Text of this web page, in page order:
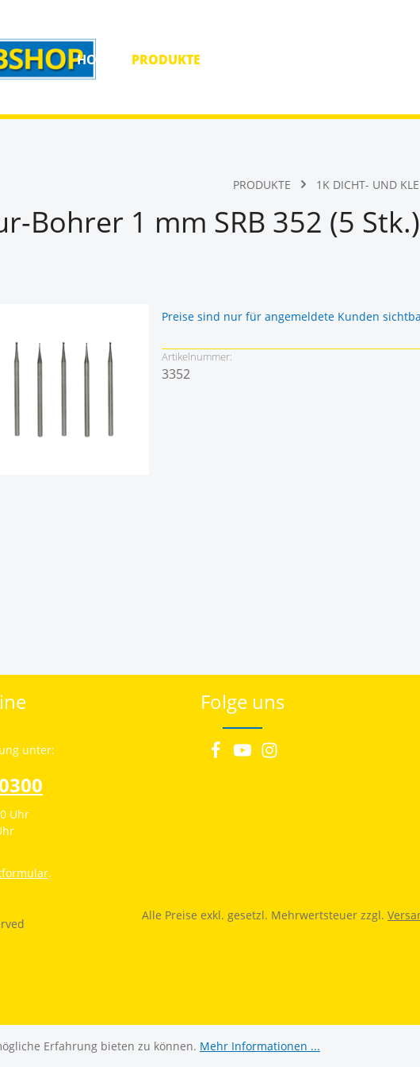
HOME PRODUKTE
PRODUKTE 1K DICHT- UND
Bohrer 1 mm SRB 352 (5 Stk.)
Preise sind nur für angemeldete Kunden
Artikelnummer:
3352
unter:
Uhr
.
Folge uns
Alle Preise exkl. gesetzl. Mehrwertsteuer zzgl.
Erfahrung bieten zu können. Mehr Informationen ...